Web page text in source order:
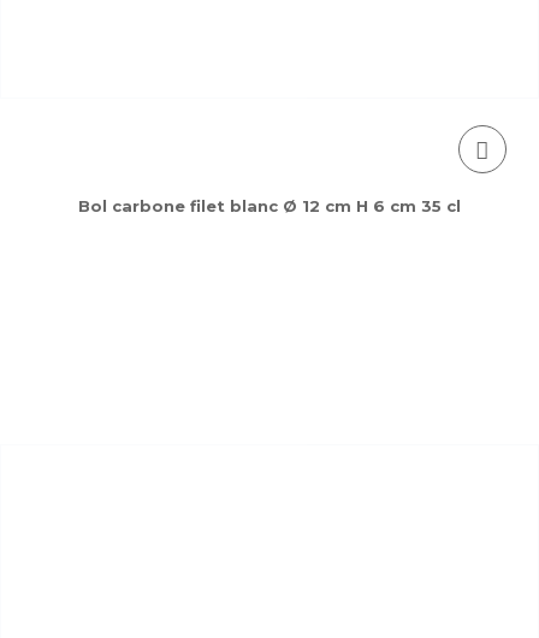
Bol carbone filet blanc Ø 12 cm H 6 cm 35 cl